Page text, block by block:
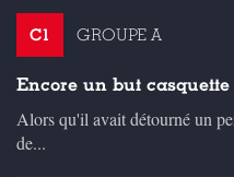
C1 GROUPE A
Encore un but
Alors qu'il avait détourné un
de...